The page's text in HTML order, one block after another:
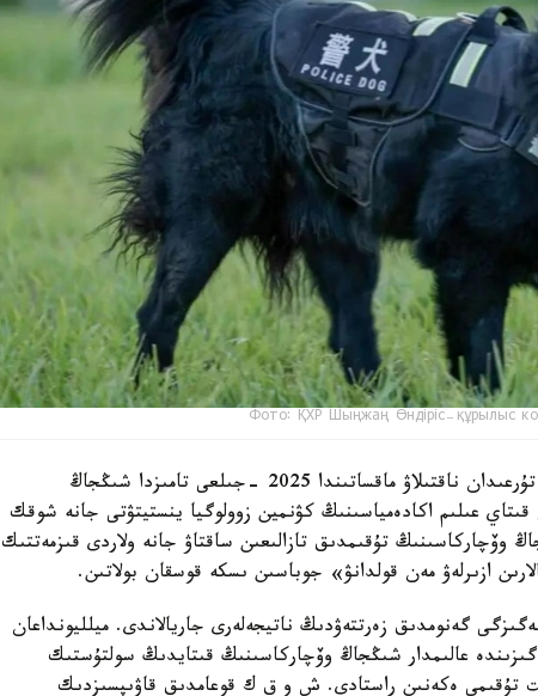
Фото: ҚХР Шыңжаң Өндіріс-құрылыс
شىڭجاڭ وۆچاركاسىنىڭ شىعۋ تەگىن عىلىمي تۇرعىدان ناقتىلاۋ ماقساتىندا 2025 -جىلعى تامىزدا شىڭجاڭ
عىلىم اكادەمياسىنىڭ كۋنمين زوولوگيا ينستيتۋتى جانە شوقك
وۆچاركاسىنىڭ تۇقىمدىق تازالىعىن ساقتاۋ جانە ولاردى قىزمەتتىك
ازىرلەۋ مەن قولدانۋ» جوباسىن ىسكە قوسقان بولاتىن.
گەنومدىق زەرتتەۋدىڭ ناتيجەلەرى جاريالاندى. ميلليونداعان
عالىمدار شىڭجاڭ وۆچاركاسىنىڭ قىتايدىڭ سولتۇستىك
يت تۇقىمى ەكەنىن راستادى. ش و ق ك قوعامدىق قاۋىپسىزدىك